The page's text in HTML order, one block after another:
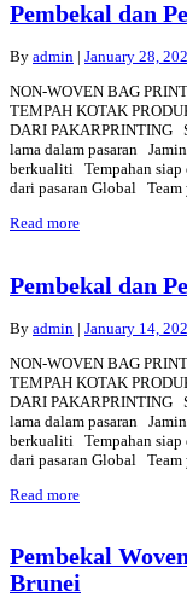
Pembekal dan
By admin | January 28,
NON-WOVEN BAG
TEMPAH KOTAK
DARI PAKARPRINTING
lama dalam pasaran
berkualiti Tempahan siap
dari pasaran Global
Read more
Pembekal dan
By admin | January 14,
NON-WOVEN BAG
TEMPAH KOTAK
DARI PAKARPRINTING
lama dalam pasaran
berkualiti Tempahan siap
dari pasaran Global
Read more
Pembekal
Brunei